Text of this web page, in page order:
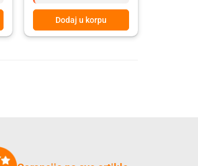
Dodaj u korpu